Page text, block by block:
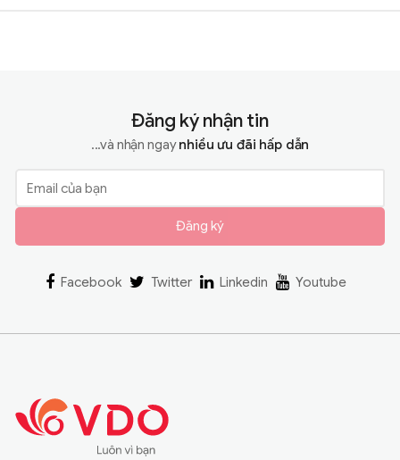
Đăng ký nhận tin
...và nhận ngaynhiều ưu đãi hấp dẫn
Đăng ký
Facebook Twitter Linkedin Youtube